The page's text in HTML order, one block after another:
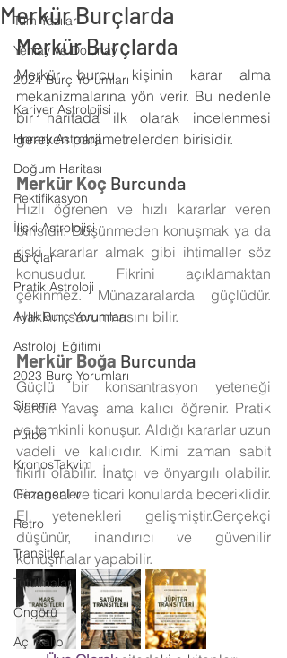
Tüm Yazılar
Yeniay ve Dolunay
2024 Burç Yorumları
Kariyer Astrolojisi
Horary Astroloji
Doğum Haritası
Rektifikasyon
İlişki Astrolojisi
Burçlar
Pratik Astroloji
Aylık Burç Yorumları
Astroloji Eğitimi
2023 Burç Yorumları
Sinema
Futbol
KronosTakvim
Gezegenler
Retro
Transitler
Tutulmalar
Öngörü
Açı Kalıbı
Merkür Burçlarda
Merkür Burçlarda
Merkür burcu kişinin karar alma
mekanizmalarına yön verir. Bu nedenle
bir haritada ilk olarak incelenmesi
gereken parametrelerden birisidir.
Merkür Koç Burcunda
Hızlı öğrenen ve hızlı kararlar veren
birisidir. Düşünmeden konuşmak ya da
riski kararlar almak gibi ihtimaller söz
konusudur. Fikrini açıklamaktan
çekinmez. Münazaralarda güçlüdür.
Hakkını savunmasını bilir.
Merkür Boğa Burcunda
Güçlü bir konsantrasyon yeteneği
vardır. Yavaş ama kalıcı öğrenir. Pratik
ve temkinli konuşur. Aldığı kararlar uzun
vadeli ve kalıcıdır. Kimi zaman sabit
fikirli olabilir. İnatçı ve önyargılı olabilir.
Finansal ve ticari konularda beceriklidir.
El yetenekleri gelişmiştir.Gerçekçi
düşünür, inandırıcı ve güvenilir
konuşmalar yapabilir.